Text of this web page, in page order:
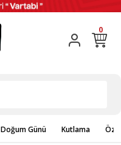
0
Doğum Günü Kutlama